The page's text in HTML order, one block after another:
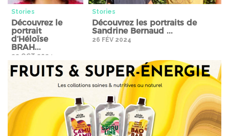
Stories
Découvrez le
portrait
d’Héloïse
BRAH...
22 OCT 2024
Stories
Découvrez les portraits de
Sandrine Bernaud ...
26 FÉV 2024
Stories" />